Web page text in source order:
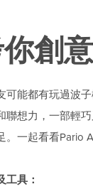
創
可能都有玩過波
聯想力，一部輕
。一起看看Pario
工具：